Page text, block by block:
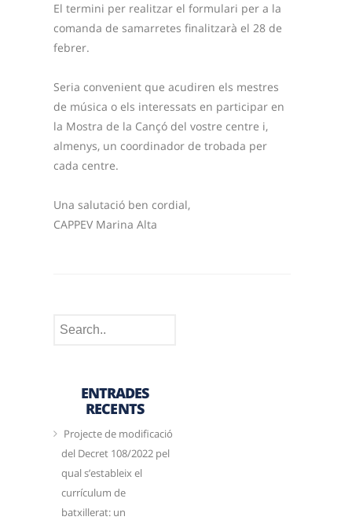
El termini per realitzar el formulari per a la
comanda de samarretes finalitzarà el 28 de
febrer.
Seria convenient que acudiren els mestres
de música o els interessats en participar en
la Mostra de la Cançó del vostre centre i,
almenys, un coordinador de trobada per
cada centre.
Una salutació ben cordial,
CAPPEV Marina Alta
ENTRADES
RECENTS
Projecte de modificació
del Decret 108/2022 pel
qual s’estableix el
currículum de
batxillerat: un